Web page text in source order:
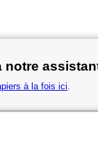
notre
à la fois ici.